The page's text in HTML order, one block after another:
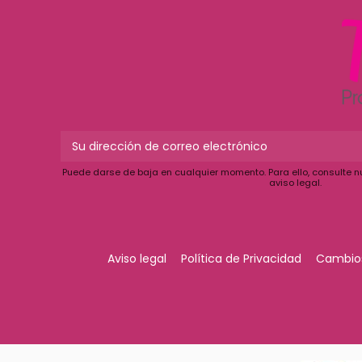
Puede darse de baja en cualquier momento. Para ello, consulte
aviso legal.
Aviso legal Política de Privacidad